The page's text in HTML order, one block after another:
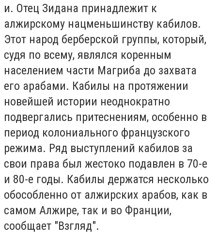
и. Отец Зидана принадлежит к
алжирскому нацменьшинству кабилов.
Этот народ берберской группы, который,
судя по всему, являлся коренным
населением части Магриба до захвата
его арабами. Кабилы на протяжении
новейшей истории неоднократно
подвергались притеснениям, особенно в
период колониального французского
режима. Ряд выступлений кабилов за
свои права был жестоко подавлен в 70-е
и 80-е годы. Кабилы держатся несколько
обособленно от алжирских арабов, как в
самом Алжире, так и во Франции,
сообщает "Взгляд".